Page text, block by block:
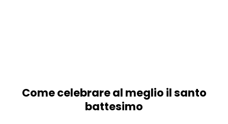
Come celebrare al meglio il santo
battesimo